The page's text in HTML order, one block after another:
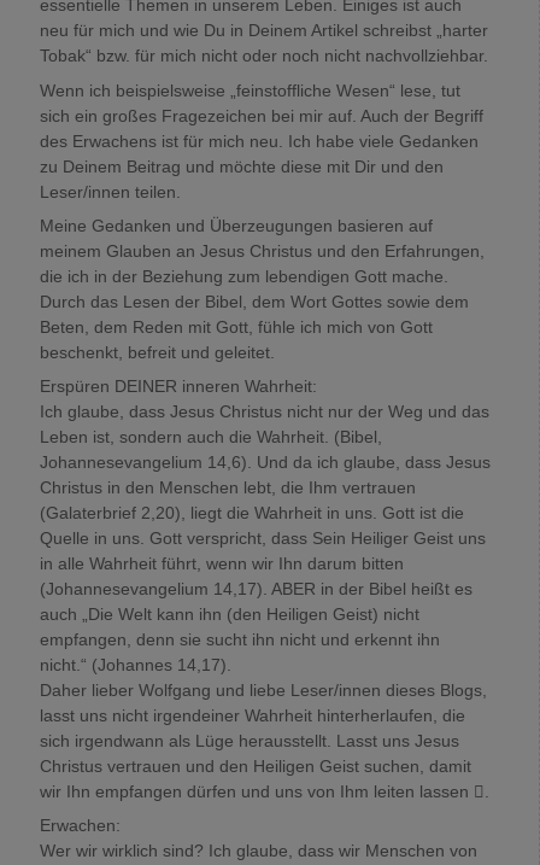
essentielle Themen in unserem Leben. Einiges ist auch
neu für mich und wie Du in Deinem Artikel schreibst „harter
Tobak“ bzw. für mich nicht oder noch nicht nachvollziehbar.
Wenn ich beispielsweise „feinstoffliche Wesen“ lese, tut
sich ein großes Fragezeichen bei mir auf. Auch der Begriff
des Erwachens ist für mich neu. Ich habe viele Gedanken
zu Deinem Beitrag und möchte diese mit Dir und den
Leser/innen teilen.
Meine Gedanken und Überzeugungen basieren auf
meinem Glauben an Jesus Christus und den Erfahrungen,
die ich in der Beziehung zum lebendigen Gott mache.
Durch das Lesen der Bibel, dem Wort Gottes sowie dem
Beten, dem Reden mit Gott, fühle ich mich von Gott
beschenkt, befreit und geleitet.
Erspüren DEINER inneren Wahrheit:
Ich glaube, dass Jesus Christus nicht nur der Weg und das
Leben ist, sondern auch die Wahrheit. (Bibel,
Johannesevangelium 14,6). Und da ich glaube, dass Jesus
Christus in den Menschen lebt, die Ihm vertrauen
(Galaterbrief 2,20), liegt die Wahrheit in uns. Gott ist die
Quelle in uns. Gott verspricht, dass Sein Heiliger Geist uns
in alle Wahrheit führt, wenn wir Ihn darum bitten
(Johannesevangelium 14,17). ABER in der Bibel heißt es
auch „Die Welt kann ihn (den Heiligen Geist) nicht
empfangen, denn sie sucht ihn nicht und erkennt ihn
nicht.“ (Johannes 14,17).
Daher lieber Wolfgang und liebe Leser/innen dieses Blogs,
lasst uns nicht irgendeiner Wahrheit hinterherlaufen, die
sich irgendwann als Lüge herausstellt. Lasst uns Jesus
Christus vertrauen und den Heiligen Geist suchen, damit
wir Ihn empfangen dürfen und uns von Ihm leiten lassen .
Erwachen:
Wer wir wirklich sind? Ich glaube, dass wir Menschen von